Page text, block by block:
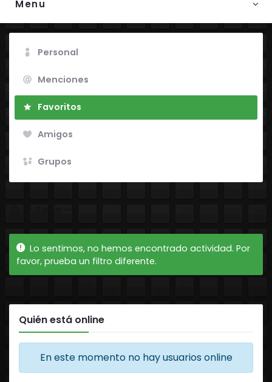
Menu
Personal
Menciones
Favoritos
Amigos
Grupos
Lo sentimos, no hemos encontrado actividad. Por
favor, prueba un filtro diferente.
Quién está online
En este momento no hay usuarios online